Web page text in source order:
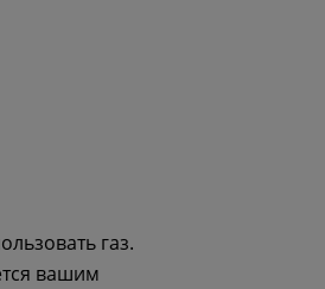
газ.
вашим